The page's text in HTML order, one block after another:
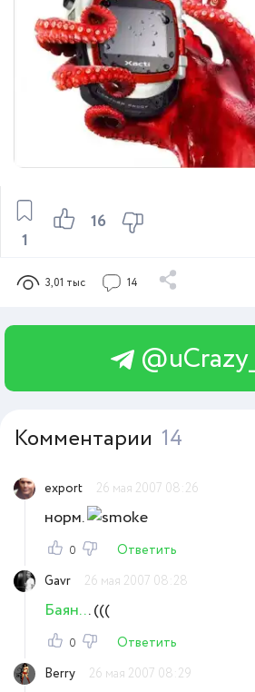
16
1
3,01 тыс 14
Комментарии 14
export 26 мая 2007 08:26
норм.
0
Ответить
Gavr
26 мая 2007 08:28
Баян... (((
0
Ответить
Berry
26 мая 2007 08:29